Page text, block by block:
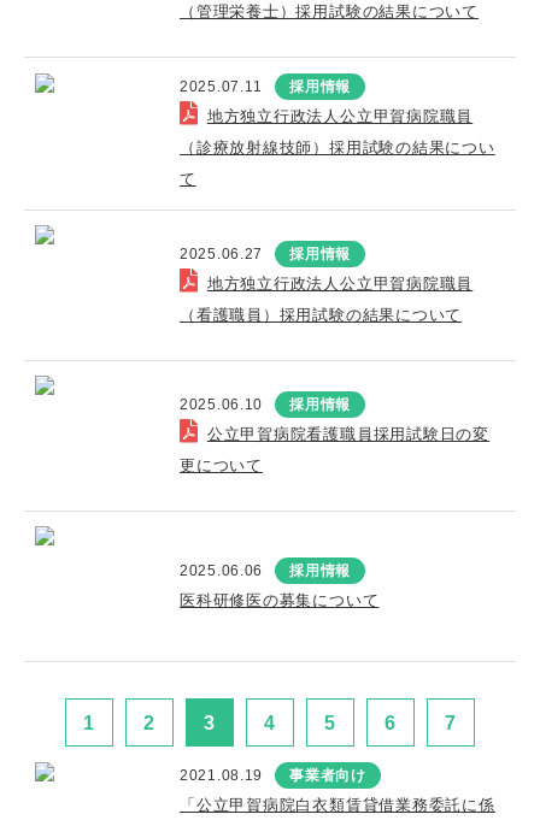
（管理栄養士）採用試験の結果について
2025.07.11 採用情報
地方独立行政法人公立甲賀病院職員
（診療放射線技師）採用試験の結果につい
て
2025.06.27 採用情報
地方独立行政法人公立甲賀病院職員
（看護職員）採用試験の結果について
2025.06.10 採用情報
公立甲賀病院看護職員採用試験日の変
更について
2025.06.06 採用情報
医科研修医の募集について
1 2 3 4 5 6 7
2021.08.19 事業者向け
「公立甲賀病院白衣類賃貸借業務委託に係